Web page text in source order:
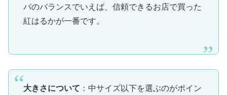
パのバランスでいえば、信頼できるお店で買った
紅はるかが一番です。
大きさについて ：中サイズ以下を選ぶのがポイン